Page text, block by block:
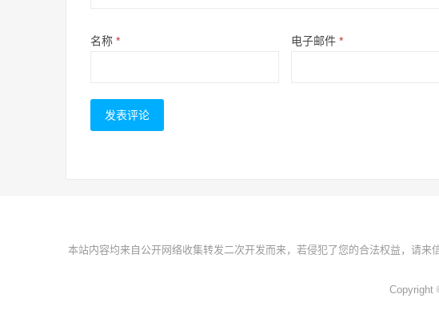
名称 * 电子邮件 *
本站内容均来自公开网络收集转发二次开发而来，若侵犯了您的合法权益，请
Copyright